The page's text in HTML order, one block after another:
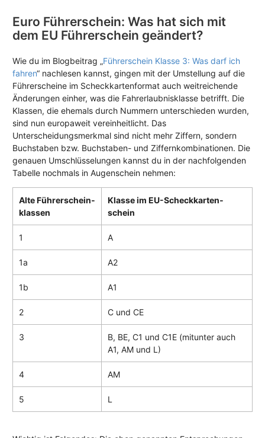
Euro Führerschein: Was hat sich mit
dem EU Führerschein geändert?
Wie du im Blogbeitrag „Führerschein Klasse 3: Was darf ich
fahren“ nachlesen kannst, gingen mit der Umstellung auf die
Führerscheine im Scheckkartenformat auch weitreichende
Änderungen einher, was die Fahrerlaubnisklasse betrifft. Die
Klassen, die ehemals durch Nummern unterschieden wurden,
sind nun europaweit vereinheitlicht. Das
Unterscheidungsmerkmal sind nicht mehr Ziffern, sondern
Buchstaben bzw. Buchstaben- und Ziffernkombinationen. Die
genauen Umschlüsselungen kannst du in der nachfolgenden
Tabelle nochmals in Augenschein nehmen:
Alte Führerschein­
klassen
Klasse im EU-Scheckkarten­
schein
1 A
1a A2
1b A1
2 C und CE
3
B, BE, C1 und C1E (mitunter auch
A1, AM und L)
4 AM
5 L